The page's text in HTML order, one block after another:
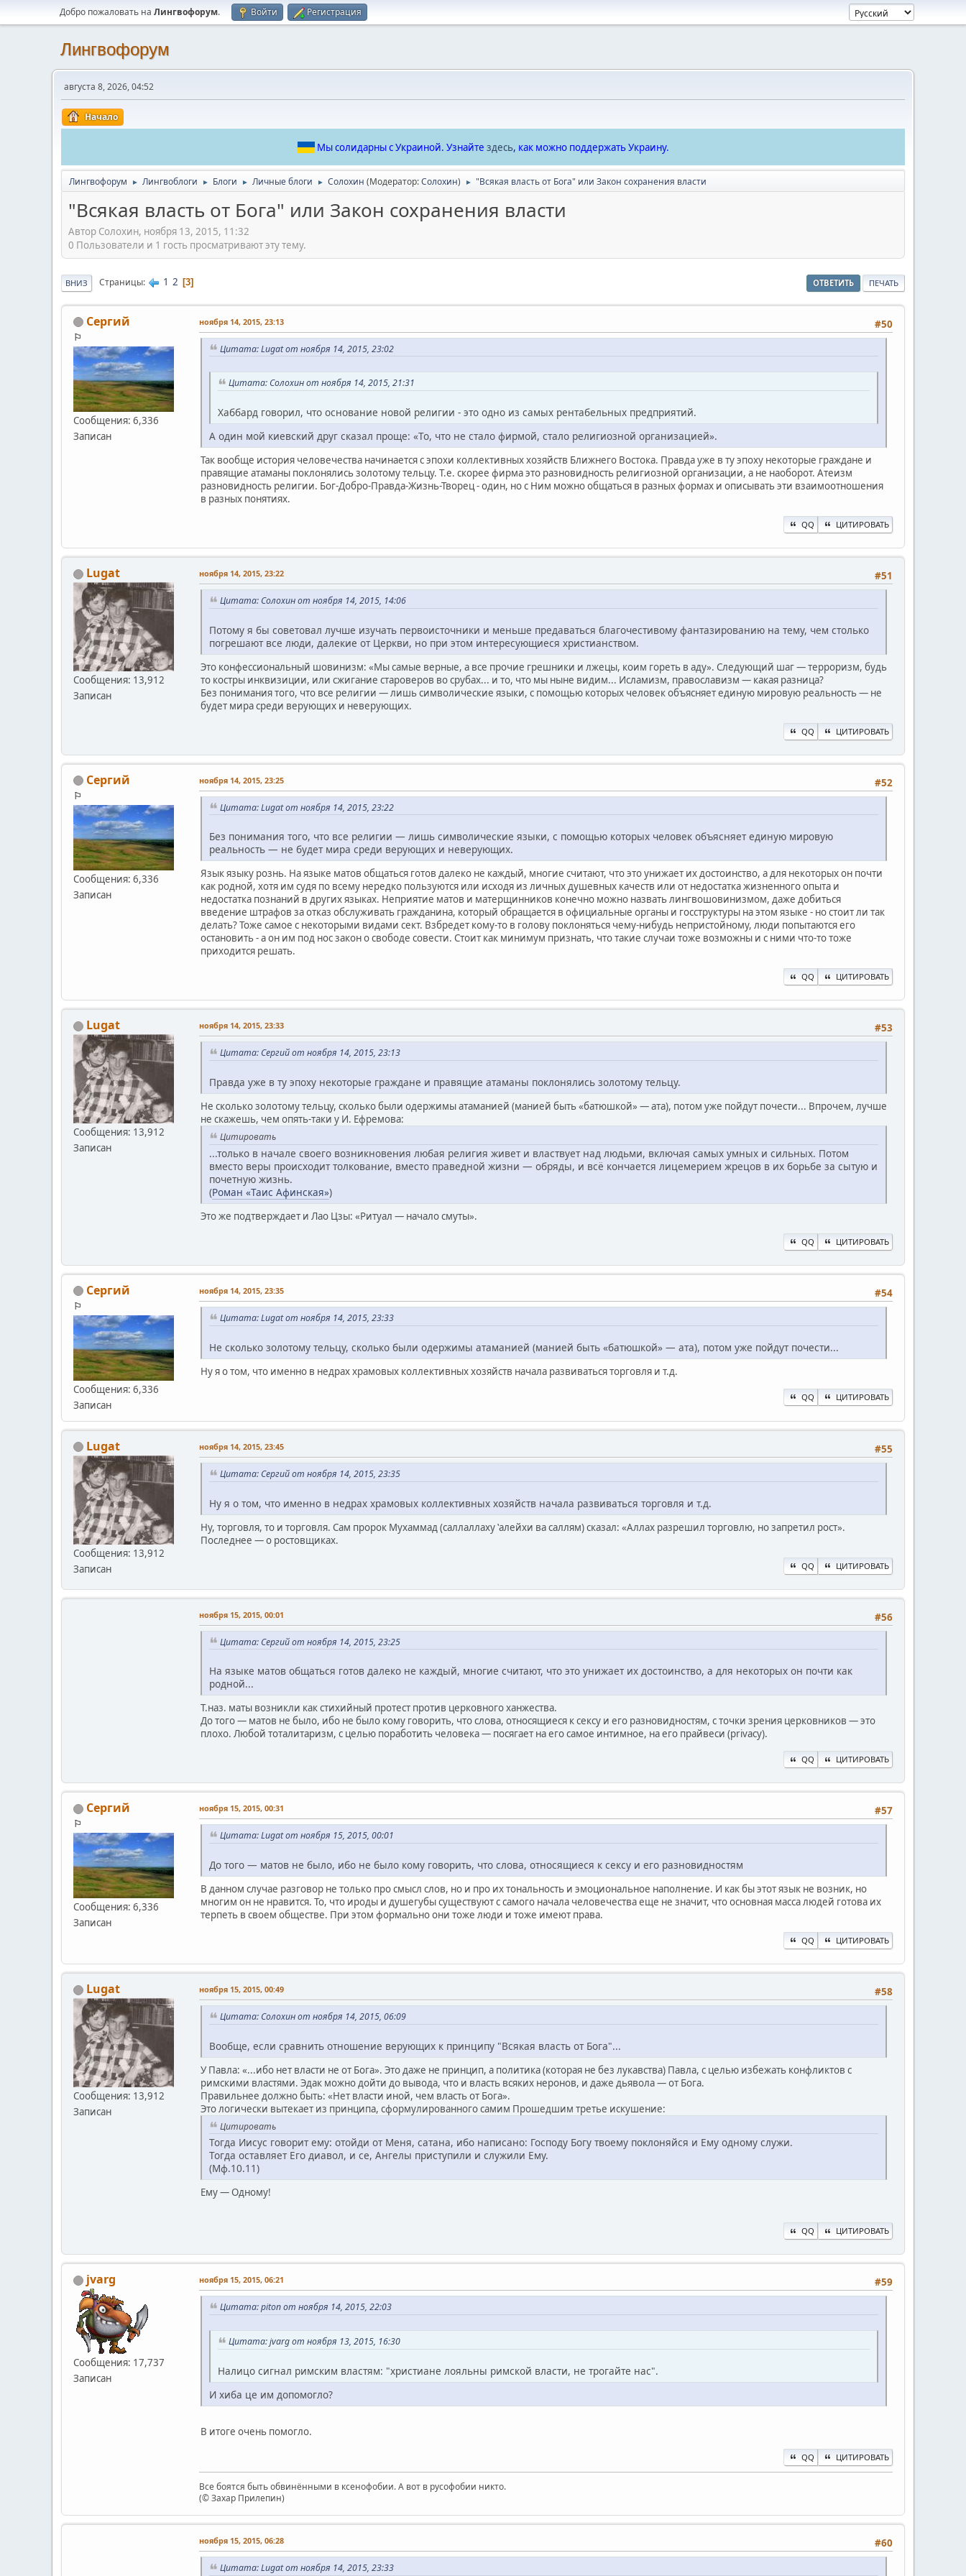
Добро пожаловать на Лингвофорум. Войти Регистрация
Лингвофорум
августа 8, 2026, 04:52
Начало
Мы солидарны с Украиной. Узнайте здесь, как можно поддержать Украину.
Лингвофорум ► Лингвоблоги ► Блоги ► Личные блоги ► Солохин (Модератор:Солохин) ► "Всякая власть от Бога" или Закон сохранения власти
"Всякая власть от Бога" или Закон сохранения власти
Автор Солохин, ноября 13, 2015, 11:32
0 Пользователи и 1 гость просматривают эту тему.
ОТВЕТИТЬ ПЕЧАТЬ
ВНИЗ Страницы 1 2 3
Сергий
⚐
Сообщения: 6,336
Записан
#50
ноября 14, 2015, 23:13
Цитата: Lugat от ноября 14, 2015, 23:02
Цитата: Солохин от ноября 14, 2015, 21:31
Хаббард говорил, что основание новой религии - это одно из самых рентабельных предприятий.
А один мой киевский друг сказал проще: «То, что не стало фирмой, стало религиозной организацией».
Так вообще история человечества начинается с эпохи коллективных хозяйств Ближнего Востока. Правда уже в ту эпоху некоторые граждане и
правящие атаманы поклонялись золотому тельцу. Т.е. скорее фирма это разновидность религиозной организации, а не наоборот. Атеизм
разновидность религии. Бог-Добро-Правда-Жизнь-Творец - один, но с Ним можно общаться в разных формах и описывать эти взаимоотношения
в разных понятиях.
QQ ЦИТИРОВАТЬ
Lugat
Сообщения: 13,912
Записан
#51
ноября 14, 2015, 23:22
Цитата: Солохин от ноября 14, 2015, 14:06
Потому я бы советовал лучше изучать первоисточники и меньше предаваться благочестивому фантазированию на тему, чем столько
погрешают все люди, далекие от Церкви, но при этом интересующиеся христианством.
Это конфессиональный шовинизм: «Мы самые верные, а все прочие грешники и лжецы, коим гореть в аду». Следующий шаг — терроризм, будь
то костры инквизиции, или сжигание староверов во срубах... и то, что мы ныне видим... Исламизм, православизм — какая разница?
Без понимания того, что все религии — лишь символические языки, с помощью которых человек объясняет единую мировую реальность — не
будет мира среди верующих и неверующих.
QQ ЦИТИРОВАТЬ
Сергий
⚐
Сообщения: 6,336
Записан
#52
ноября 14, 2015, 23:25
Цитата: Lugat от ноября 14, 2015, 23:22
Без понимания того, что все религии — лишь символические языки, с помощью которых человек объясняет единую мировую
реальность — не будет мира среди верующих и неверующих.
Язык языку рознь. На языке матов общаться готов далеко не каждый, многие считают, что это унижает их достоинство, а для некоторых он почти
как родной, хотя им судя по всему нередко пользуются или исходя из личных душевных качеств или от недостатка жизненного опыта и
недостатка познаний в других языках. Неприятие матов и матерщинников конечно можно назвать лингвошовинизмом, даже добиться
введение штрафов за отказ обслуживать гражданина, который обращается в официальные органы и госструктуры на этом языке - но стоит ли так
делать? Тоже самое с некоторыми видами сект. Взбредет кому-то в голову поклоняться чему-нибудь непристойному, люди попытаются его
остановить - а он им под нос закон о свободе совести. Стоит как минимум признать, что такие случаи тоже возможны и с ними что-то тоже
приходится решать.
QQ ЦИТИРОВАТЬ
Lugat
Сообщения: 13,912
Записан
#53
ноября 14, 2015, 23:33
Цитата: Сергий от ноября 14, 2015, 23:13
Правда уже в ту эпоху некоторые граждане и правящие атаманы поклонялись золотому тельцу.
Не сколько золотому тельцу, сколько были одержимы атаманией (манией быть «батюшкой» — ата), потом уже пойдут почести... Впрочем, лучше
не скажешь, чем опять-таки у И. Ефремова:
Цитировать
...только в начале своего возникновения любая религия живет и властвует над людьми, включая самых умных и сильных. Потом
вместо веры происходит толкование, вместо праведной жизни — обряды, и всё кончается лицемерием жрецов в их борьбе за сытую и
почетную жизнь.
(Роман «Таис Афинская»)
Это же подтверждает и Лао Цзы: «Ритуал — начало смуты».
QQ ЦИТИРОВАТЬ
Сергий
⚐
Сообщения: 6,336
Записан
#54
ноября 14, 2015, 23:35
Цитата: Lugat от ноября 14, 2015, 23:33
Не сколько золотому тельцу, сколько были одержимы атаманией (манией быть «батюшкой» — ата), потом уже пойдут почести...
Ну я о том, что именно в недрах храмовых коллективных хозяйств начала развиваться торговля и т.д.
QQ ЦИТИРОВАТЬ
Lugat
Сообщения: 13,912
Записан
#55
ноября 14, 2015, 23:45
Цитата: Сергий от ноября 14, 2015, 23:35
Ну я о том, что именно в недрах храмовых коллективных хозяйств начала развиваться торговля и т.д.
Ну, торговля, то и торговля. Сам пророк Мухаммад (саллаллаху ‛алейхи ва саллям) сказал: «Аллах разрешил торговлю, но запретил рост».
Последнее — о ростовщиках.
QQ ЦИТИРОВАТЬ
#56
ноября 15, 2015, 00:01
Цитата: Сергий от ноября 14, 2015, 23:25
На языке матов общаться готов далеко не каждый, многие считают, что это унижает их достоинство, а для некоторых он почти как
родной...
Т.наз. маты возникли как стихийный протест против церковного ханжества.
До того — матов не было, ибо не было кому говорить, что слова, относящиеся к сексу и его разновидностям, с точки зрения церковников — это
плохо. Любой тоталитаризм, с целью поработить человека — посягает на его самое интимное, на его прайвеси (privacy).
QQ ЦИТИРОВАТЬ
Сергий
⚐
Сообщения: 6,336
Записан
#57
ноября 15, 2015, 00:31
Цитата: Lugat от ноября 15, 2015, 00:01
До того — матов не было, ибо не было кому говорить, что слова, относящиеся к сексу и его разновидностям
В данном случае разговор не только про смысл слов, но и про их тональность и эмоциональное наполнение. И как бы этот язык не возник, но
многим он не нравится. То, что ироды и душегубы существуют с самого начала человечества еще не значит, что основная масса людей готова их
терпеть в своем обществе. При этом формально они тоже люди и тоже имеют права.
QQ ЦИТИРОВАТЬ
Lugat
Сообщения: 13,912
Записан
#58
ноября 15, 2015, 00:49
Цитата: Солохин от ноября 14, 2015, 06:09
Вообще, если сравнить отношение верующих к принципу "Всякая власть от Бога"...
У Павла: «...ибо нет власти не от Бога». Это даже не принцип, а политика (которая не без лукавства) Павла, с целью избежать конфликтов с
римскими властями. Эдак можно дойти до вывода, что и власть всяких неронов, и даже дьявола — от Бога.
Правильнее должно быть: «Нет власти иной, чем власть от Бога».
Это логически вытекает из принципа, сформулированного самим Прошедшим третье искушение:
Цитировать
Тогда Иисус говорит ему: отойди от Меня, сатана, ибо написано: Господу Богу твоему поклоняйся и Ему одному служи.
Тогда оставляет Его диавол, и се, Ангелы приступили и служили Ему.
(Мф.10.11)
Ему — Одному!
QQ ЦИТИРОВАТЬ
jvarg
Сообщения: 17,737
Записан
#59
ноября 15, 2015, 06:21
Цитата: piton от ноября 14, 2015, 22:03
Цитата: jvarg от ноября 13, 2015, 16:30
Налицо сигнал римским властям: "христиане лояльны римской власти, не трогайте нас".
И хиба це им допомогло?
В итоге очень помогло.
QQ ЦИТИРОВАТЬ
Все боятся быть обвинёнными в ксенофобии. А вот в русофобии никто.
(© Захар Прилепин)
#60
ноября 15, 2015, 06:28
Цитата: Lugat от ноября 14, 2015, 23:33